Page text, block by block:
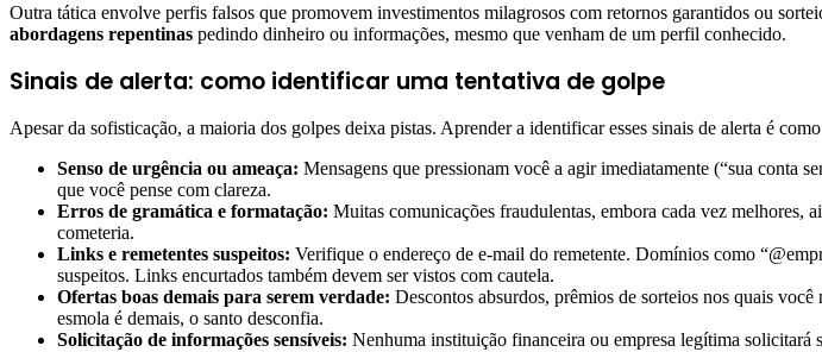
Outra tática envolve perfis falsos que promovem investimentos milagrosos com retornos garantidos ou
abordagens repentinas pedindo dinheiro ou informações, mesmo que venham de um perfil conhecido.
Sinais de alerta: como identificar uma tentativa de golpe
Apesar da sofisticação, a maioria dos golpes deixa pistas. Aprender a identificar esses sinais de alerta é
Senso de urgência ou ameaça: Mensagens que pressionam você a agir imediatamente (“sua conta
que você pense com clareza.
Erros de gramática e formatação: Muitas comunicações fraudulentas, embora cada vez melhores,
cometeria.
Links e remetentes suspeitos: Verifique o endereço de e-mail do remetente. Domínios como
suspeitos. Links encurtados também devem ser vistos com cautela.
Ofertas boas demais para serem verdade: Descontos absurdos, prêmios de sorteios nos quais
esmola é demais, o santo desconfia.
Solicitação de informações sensíveis: Nenhuma instituição financeira ou empresa legítima